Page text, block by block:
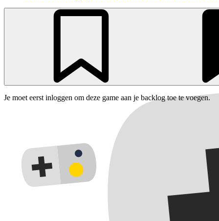
Je moet eerst inloggen om deze game aan je backlog toe te voegen.